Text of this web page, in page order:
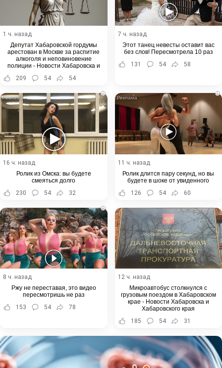
1 ч. назад
Депутат Хабаровской гордумы
арестован в Москве за распитие
алкоголя и неповиновение
полиции - Новости Хабаровска и
209 54 54
7 ч. назад
Этот танец невесты оставит вас
без слов! Пересмотрела 10 раз
131
54 58
i
16 ч. назад
Ролик из Омска: вы будете
смеяться долго
230
54 32
i
11 ч. назад
Ролик длится пару секунд, но вы
будете в шоке от увиденного
126
54 60
i
8 ч. назад
Ржу не переставая, это видео
пересмотришь не раз
153
54 78
12 ч. назад
Микроавтобус столкнулся с
грузовым поездом в Хабаровском
крае - Новости Хабаровска и
Хабаровского края
185
54 31